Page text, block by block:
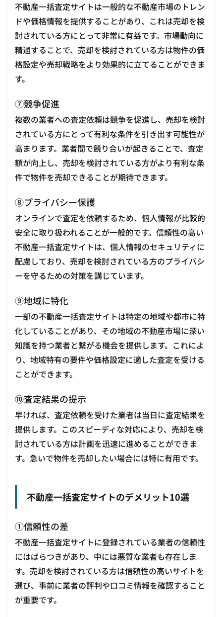
不動産一括査定サイトは一般的な不動産市場のトレン
ドや価格情報を提供することがあり、これは売却を検
討されている方にとって非常に有益です。市場動向に
精通することで、売却を検討されている方は物件の価
格設定や売却戦略をより効果的に立てることができま
す。
⑦競争促進
複数の業者への査定依頼は競争を促進し、売却を検討
されている方にとって有利な条件を引き出す可能性が
高まります。業者間で競り合いが起きることで、査定
額が向上し、売却を検討されている方がより有利な条
件で物件を売却できることが期待できます。
⑧プライバシー保護
オンラインで査定を依頼するため、個人情報が比較的
安全に取り扱われることが一般的です。信頼性の高い
不動産一括査定サイトは、個人情報のセキュリティに
配慮しており、売却を検討されている方のプライバシ
ーを守るための対策を講じています。
⑨地域に特化
一部の不動産一括査定サイトは特定の地域や都市に特
化していることがあり、その地域の不動産市場に深い
知識を持つ業者と繋がる機会を提供します。これによ
り、地域特有の要件や価格設定に適した査定を受ける
ことができます。
⑩査定結果の提示
早ければ、査定依頼を受けた業者は当日に査定結果を
提供します。このスピーディな対応により、売却を検
討されている方は計画を迅速に進めることができま
す。急いで物件を売却したい場合には特に有用です。
不動産一括査定サイトのデメリット10選
①信頼性の差
不動産一括査定サイトに登録されている業者の信頼性
にはばらつきがあり、中には悪質な業者も存在しま
す。売却を検討されている方は信頼性の高いサイトを
選び、事前に業者の評判や口コミ情報を確認すること
が重要です。